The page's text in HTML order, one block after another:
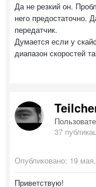
Да не резкий он.
него предостаточно.
передатчик.
Думается если у
диапазон скоростей
37
Опубликовано: 19
Приветствую!